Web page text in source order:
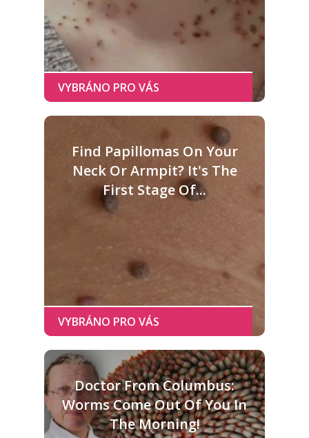
Find Papillomas On Your
Neck Or Armpit? It's The
First Stage Of...
Doctor From Columbus:
Worms Come Out Of You In
The Morning!